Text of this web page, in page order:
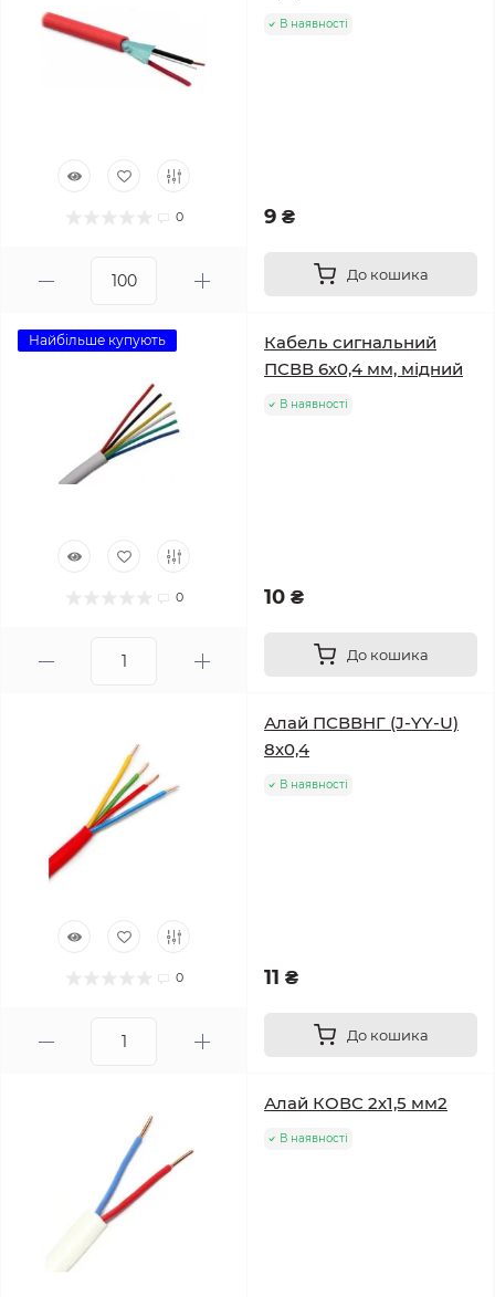
0
В наявності
9 ₴
До кошика
Найбільше купують
0
Кабель сигнальний
ПСВВ 6х0,4 мм, мідний
В наявності
10 ₴
До кошика
0
Алай ПСВВНГ (J-YY-U)
8х0,4
В наявності
11 ₴
До кошика
Алай КОВС 2х1,5 мм2
В наявності